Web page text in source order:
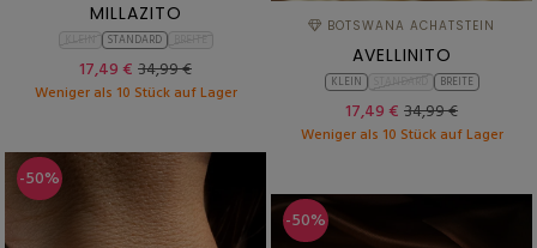
MILLAZITO
STANDARD
17,49 € 34,99 €
Weniger als 10 Stück auf Lager
BOTSWANA ACHATSTEIN
AVELLINITO
KLEIN BREITE
17,49 € 34,99 €
Weniger als 10 Stück auf Lager
-50%
-50%